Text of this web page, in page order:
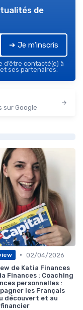
de
➔ Je m'inscris
d’être contacté(e) à
ses partenaires.
sur Google
• 02/04/2026
de Katia Finances
Finances : Coaching
personnelles :
les Français
découvert et au